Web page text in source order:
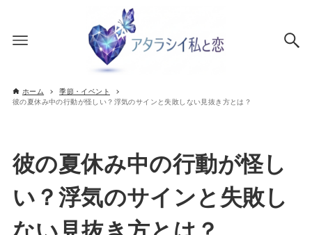
ホーム
季節・イベント
彼の夏休み中の行動が怪しい？浮気のサインと失敗しない見抜き方とは？
彼の夏休み中の行動が怪し
い？浮気のサインと失敗し